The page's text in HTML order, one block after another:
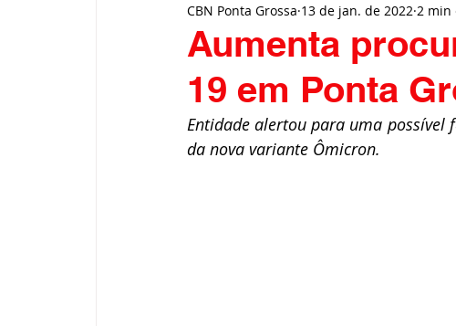
Emprego Campos Gerais
Rodovias Agronegócio Meio
Aumenta
19 em Ponta
CBN Ponta Grossa 13 de jan. de 2022 2 min
Entidade alertou para uma
da nova variante Ômicron.